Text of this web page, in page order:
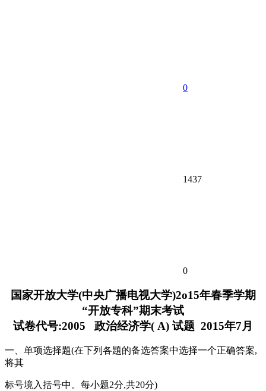
0
1437
0
国家开放大学(中央广播电视大学)2o15年春季学期
“开放专科”期末考试
试卷代号:2005 政治经济学( A) 试题 2015年7月
一、单项选择題(在下列各題的备选答案中选择一个正确答案,
将其
标号境入括号中。每小题2分,共20分)